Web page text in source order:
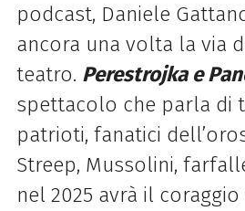
podcast, Daniele
ancora una volta la via
teatro. Perestrojka e
spettacolo che parla di
patrioti, fanatici
Streep, Mussolini,
nel 2025 avrà il